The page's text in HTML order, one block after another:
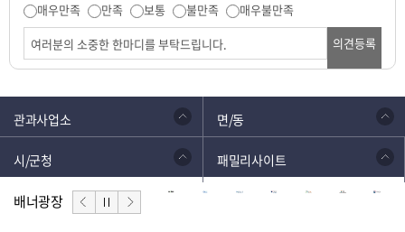
매우만족
만족 보통 불만족
매우불만족
의견등록
관과사업소 면/동
시/군청 패밀리사이트
배너광장